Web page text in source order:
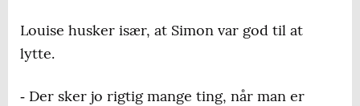
Louise husker især, at Simon var god til at
lytte.
‐ Der sker jo rigtig mange ting, når man er